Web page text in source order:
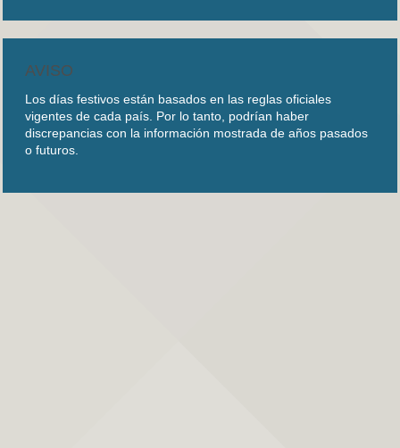
AVISO
Los días festivos están basados en las reglas oficiales
vigentes de cada país. Por lo tanto, podrían haber
discrepancias con la información mostrada de años pasados
o futuros.